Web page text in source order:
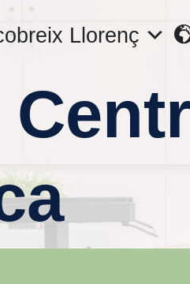
Llorenç